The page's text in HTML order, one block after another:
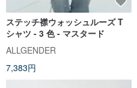
ステッチ襟ウォッシュルーズ T
シャツ - 3 色 - マスタード
ALLGENDER
7,383円